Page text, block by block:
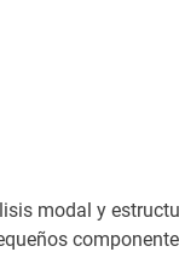
modal y